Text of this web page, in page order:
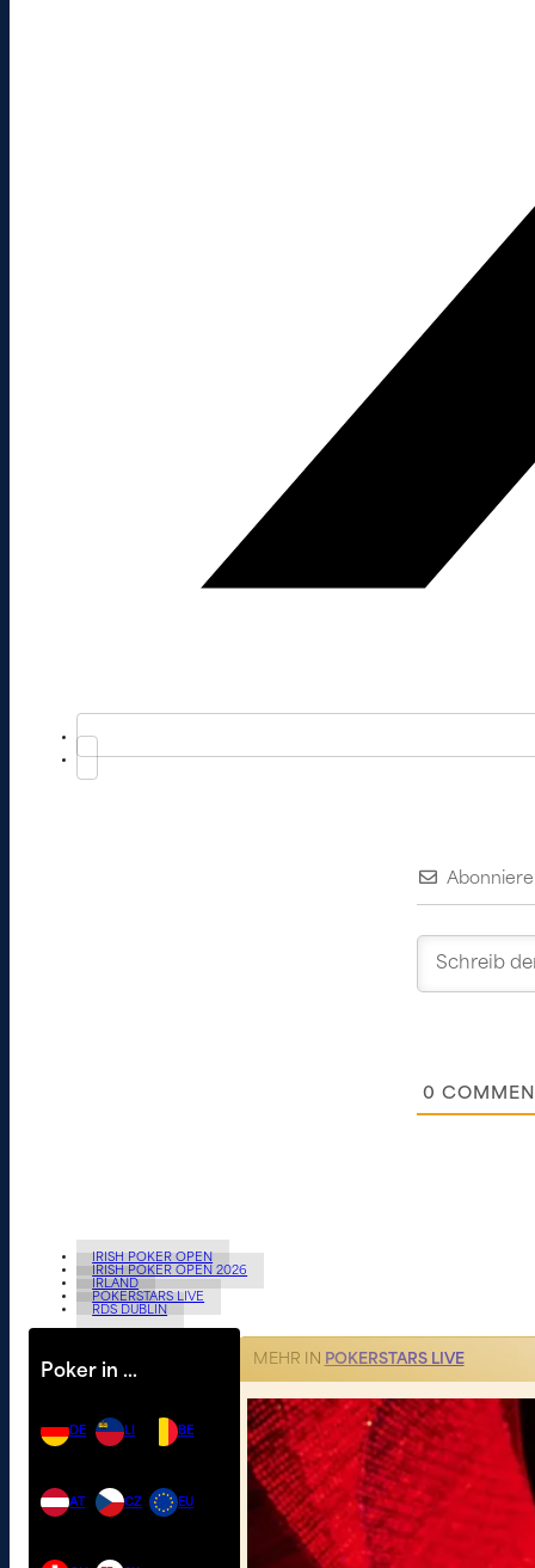
0
IRISH POKER OPEN
IRISH POKER OPEN 2026
IRLAND
POKERSTARS LIVE
RDS DUBLIN
Poker in …
DE
AT
LI
CZ
BE
EU
MEHR IN POKERSTARS LIVE